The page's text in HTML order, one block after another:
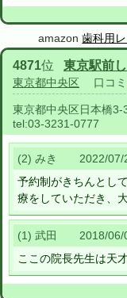
amazon歯科用
4871位 東京駅前
東京都中央区 口コミ
東京都中央区日本橋
tel:03-3231-0777
(2) みき 2022/07/
予約制がきちんとし
療をしていただき、
(1) 武田 2018/06/
ここの院長先生は天